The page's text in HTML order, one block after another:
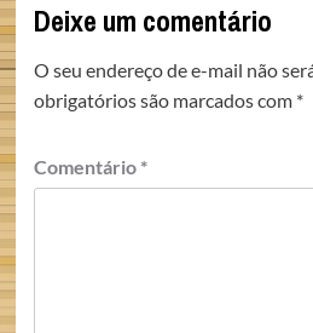
Deixe um comentário
O seu endereço de e-mail não
obrigatórios são marcados com *
Comentário *